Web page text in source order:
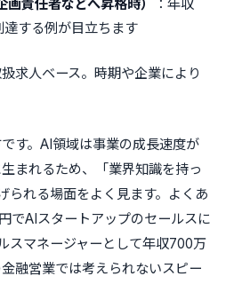
責任者などへ昇格時）
：年収
する例が目立ちます
求人ベース。時期や企業により
す。AI領域は事業の成長速度が
まれるため、「業界知識を持っ
られる場面をよく見ます。よくあ
でAIスタートアップのセールスに
スマネージャーとして年収700万
融営業では考えられないスピー